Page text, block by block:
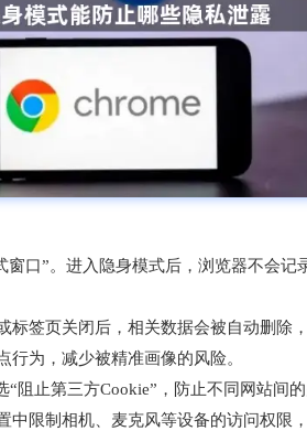
口”。进入隐身模式后，浏览器不会
签页关闭后，相关数据会被自动删除
为，减少被精准画像的风险。
止第三方Cookie”，防止不同网站间
限制相机、麦克风等设备的访问权限